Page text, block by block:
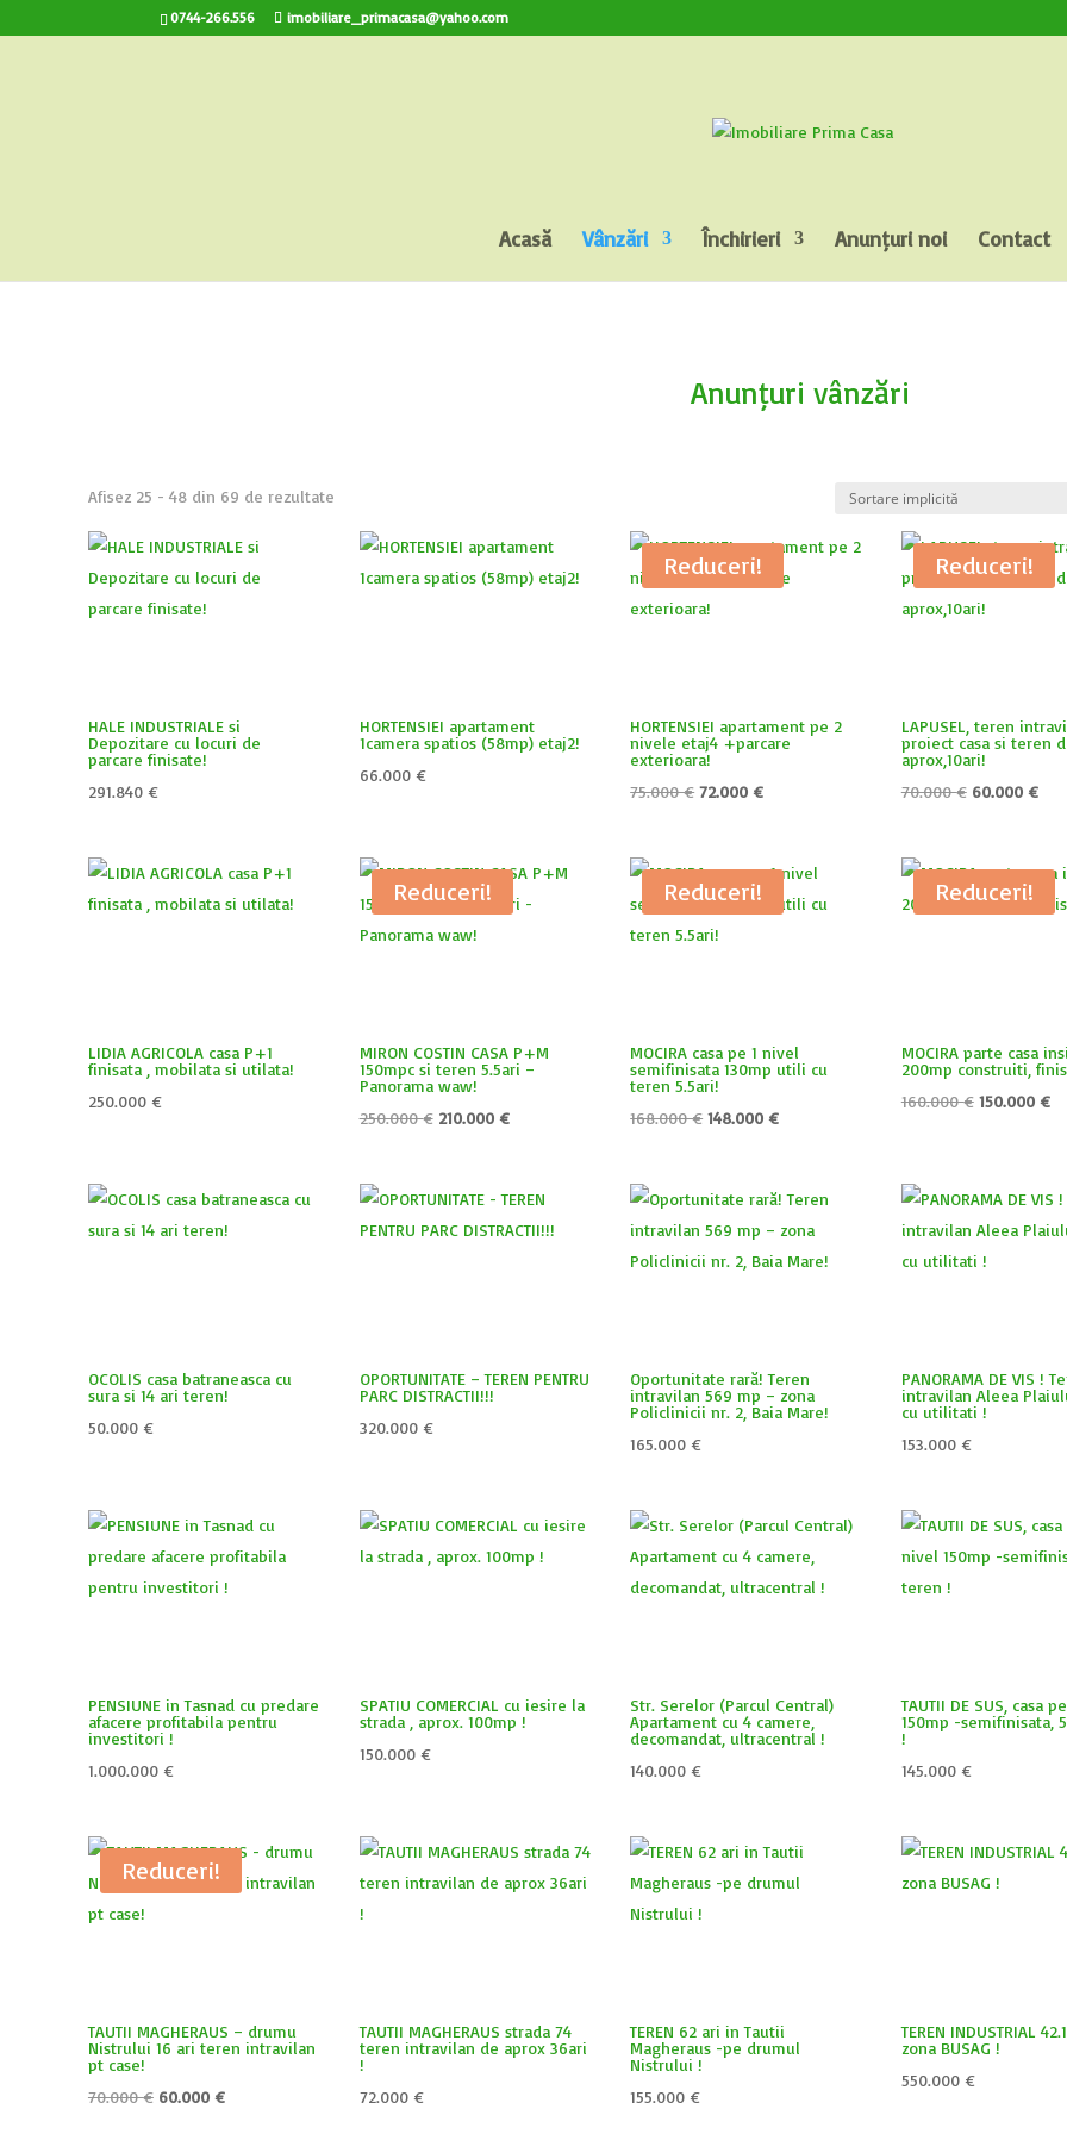
0744-266.556 imobiliare_primacasa@yahoo.com
Acasă Vânzări Închirieri Anunțuri noi Contact
Anunțuri vânzări
Afișez 25 - 48 din 69 de rezultate
HALE INDUSTRIALE si
Depozitare cu locuri de
parcare finisate!
291.840€
HORTENSIEI apartament
1camera spatios (58mp) etaj2!
66.000€
Reduceri!
HORTENSIEI apartament pe 2
nivele etaj4 +parcare
exterioara!
75.000€ Prețul
fost:
75.000 €.
72.000€Prețul
72.000 €.
Reduceri!
LAPUSEL, teren
proiect casa si teren
aprox,10ari!
70.000€ Prețul
fost:
70.000 €.
60.000€
LIDIA AGRICOLA casa P+1
finisata , mobilata si utilata!
250.000€
Reduceri!
MIRON COSTIN CASA P+M
150mpc si teren 5.5ari –
Panorama waw!
250.000€ Prețul
fost:
250.000 €.
210.000€Prețul
210.000 €.
Reduceri!
MOCIRA casa pe 1 nivel
semifinisata 130mp utili cu
teren 5.5ari!
168.000€ Prețul
fost:
168.000 €.
148.000€Prețul
148.000 €.
Reduceri!
MOCIRA parte casa
200mp construiti,
160.000€ Prețul
fost:
160.000 €.
150.000€
OCOLIS casa batraneasca cu
sura si 14 ari teren!
50.000€
OPORTUNITATE – TEREN PENTRU
PARC DISTRACTII!!!
320.000€
Oportunitate rară! Teren
intravilan 569 mp – zona
Policlinicii nr. 2, Baia Mare!
165.000€
PANORAMA DE VIS !
intravilan Aleea
cu utilitati !
153.000€
PENSIUNE in Tasnad cu predare
afacere profitabila pentru
investitori !
1.000.000€
SPATIU COMERCIAL cu iesire la
strada , aprox. 100mp !
150.000€
Str. Serelor (Parcul Central)
Apartament cu 4 camere,
decomandat, ultracentral !
140.000€
TAUTII DE SUS, casa
150mp -semifinisata,
!
145.000€
Reduceri!
TAUTII MAGHERAUS – drumu
Nistrului 16 ari teren intravilan
pt case!
70.000€ Prețul
60.000€Prețul
TAUTII MAGHERAUS strada 74
teren intravilan de aprox 36ari
!
72.000€
TEREN 62 ari in Tautii
Magheraus -pe drumul
Nistrului !
155.000€
TEREN INDUSTRIAL
zona BUSAG !
550.000€